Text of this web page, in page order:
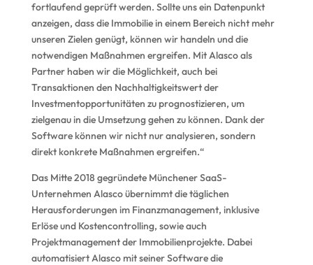
fortlaufend geprüft werden. Sollte uns ein Datenpunkt
anzeigen, dass die Immobilie in einem Bereich nicht mehr
unseren Zielen genügt, können wir handeln und die
notwendigen Maßnahmen ergreifen. Mit Alasco als
Partner haben wir die Möglichkeit, auch bei
Transaktionen den Nachhaltigkeitswert der
Investmentopportunitäten zu prognostizieren, um
zielgenau in die Umsetzung gehen zu können. Dank der
Software können wir nicht nur analysieren, sondern
direkt konkrete Maßnahmen ergreifen.“
Das Mitte 2018 gegründete Münchener SaaS-
Unternehmen Alasco übernimmt die täglichen
Herausforderungen im Finanzmanagement, inklusive
Erlöse und Kostencontrolling, sowie auch
Projektmanagement der Immobilienprojekte. Dabei
automatisiert Alasco mit seiner Software die